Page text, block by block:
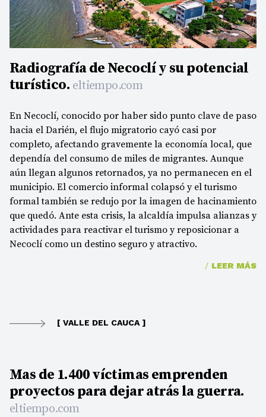
Radiografía de Necoclí y su potencial
turístico. eltiempo.com
En Necoclí, conocido por haber sido punto clave de paso
hacia el Darién, el flujo migratorio cayó casi por
completo, afectando gravemente la economía local, que
dependía del consumo de miles de migrantes. Aunque
aún llegan algunos retornados, ya no permanecen en el
municipio. El comercio informal colapsó y el turismo
formal también se redujo por la imagen de hacinamiento
que quedó. Ante esta crisis, la alcaldía impulsa alianzas y
actividades para reactivar el turismo y reposicionar a
Necoclí como un destino seguro y atractivo.
/ LEER MÁS
[ VALLE DEL CAUCA ]
Mas de 1.400 víctimas emprenden
proyectos para dejar atrás la guerra.
eltiempo.com